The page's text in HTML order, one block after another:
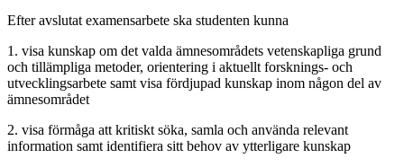
Efter avslutat examensarbete ska studenten kunna
1. visa kunskap om det valda ämnesområdets vetenskapliga grund
och tillämpliga metoder, orientering i aktuellt forsknings- och
utvecklingsarbete samt visa fördjupad kunskap inom någon del av
ämnesområdet
2. visa förmåga att kritiskt söka, samla och använda relevant
information samt identifiera sitt behov av ytterligare kunskap